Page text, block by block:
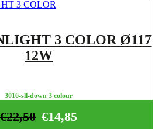
3 COLOR Ø117
12W
3016-sll-down 3 colour
€14,85
€22,50